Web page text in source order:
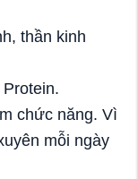
thần kinh
chức năng. Vì
mỗi ngày